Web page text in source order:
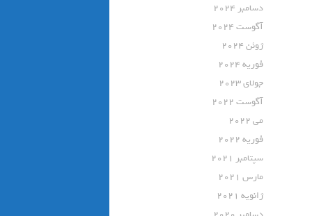
دسامبر 2024
آگوست 2024
ژوئن 2024
فوریه 2024
جولای 2023
آگوست 2022
می 2022
فوریه 2022
سپتامبر 2021
مارس 2021
ژانویه 2021